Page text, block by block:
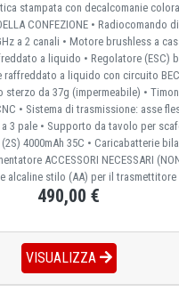
stampata con decalcomanie
CONFEZIONE • Radiocomando
a 2 canali • Motore brushless a
a liquido • Regolatore (ESC)
raffreddato a liquido con circuito
sterzo da 37g (impermeabile) •
• Sistema di trasmissione: asse
a 3 pale • Supporto da tavolo per
4000mAh 35C • Caricabatterie
ACCESSORI NECESSARI
alcaline stilo (AA) per il trasmettitore
490,00 €
VISUALIZZA